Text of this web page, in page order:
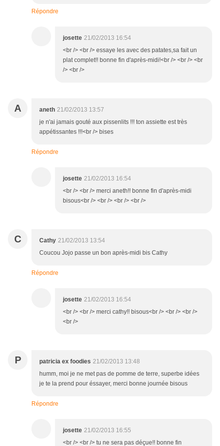
Répondre
josette 21/02/2013 16:54
<br /> <br /> essaye les avec des patates,sa fait un
plat complet!! bonne fin d'après-midi!<br /> <br /> <br
/> <br />
A aneth 21/02/2013 13:57
je n'ai jamais gouté aux pissenlits !!! ton assiette est très
appétissantes !!!<br /> bises
Répondre
josette 21/02/2013 16:54
<br /> <br /> merci aneth!! bonne fin d'après-midi
bisous<br /> <br /> <br /> <br />
C Cathy 21/02/2013 13:54
Coucou Jojo passe un bon après-midi bis Cathy
Répondre
josette 21/02/2013 16:54
<br /> <br /> merci cathy!! bisous<br /> <br /> <br />
<br />
P patricia ex foodies 21/02/2013 13:48
humm, moi je ne met pas de pomme de terre, superbe idées
je te la prend pour éssayer, merci bonne journée bisous
Répondre
josette 21/02/2013 16:55
<br /> <br /> tu ne sera pas déçue!! bonne fin